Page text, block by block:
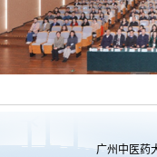
广州中医药